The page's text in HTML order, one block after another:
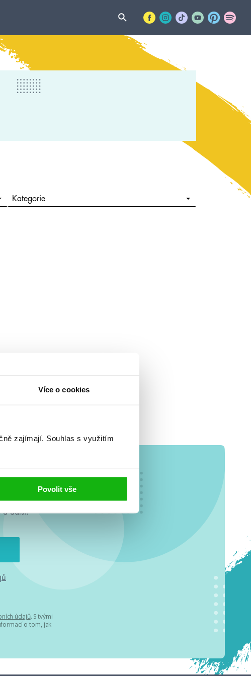
Více o cookies
zajímají. Souhlas s využitím
Povolit vše
Kategorie
co se
a další.
údajů. S tvými
o tom, jak